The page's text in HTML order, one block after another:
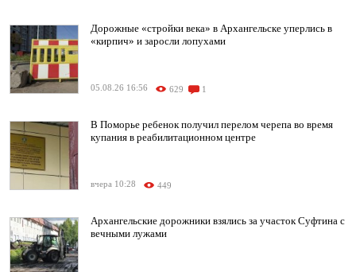
Дорожные «стройки века» в Архангельске уперлись в
«кирпич» и заросли лопухами
05.08.26 16:56 629 1
В Поморье ребенок получил перелом черепа во время
купания в реабилитационном центре
вчера 10:28 449
Архангельские дорожники взялись за участок Суфтина с
вечными лужами